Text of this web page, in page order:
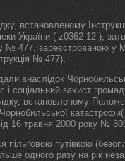
встановленому
України ( z0362-12 ),
477, зареєстрованою у
№ 477).
внаслідок
і соціальний захист
встановленому
16 травня 2000 року №
пільговою путівкою
одного разу на рік